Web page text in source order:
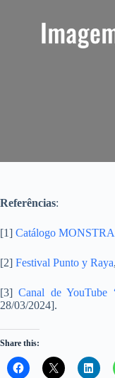
Referências:
[1] Catálogo
[2] Festival Punto y Raya
[3]Canal de YouTube
28/03/2024].
Share this: